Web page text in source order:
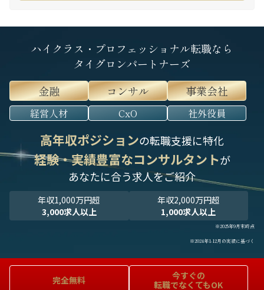
ハイクラス・プロフェッショナル転職なら
タイグロンパートナーズ
金融
コンサル 事業会社
経営人材 CxO 社外役員
高年収ポジションの転職支援に特化
経験・実績豊富なコンサルタントが
あなたに合う求人をご紹介
年収1,000万円超
3,000求人以上
年収2,000万円超
1,000求人以上
※2025年9月末時点
※2024年1-12月の実績に基づく
完全無料
今すぐの
転職でなくてもOK